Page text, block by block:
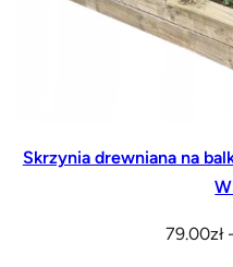
Skrzynia drewniana na
79.00zł